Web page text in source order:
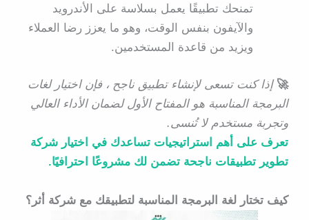
تمنحك تطبيقًا يعمل بسلاسة على الأندرويد
والآيفون بنفس الوقت، وهو ما يعزز رضا العملاء
ويزيد من قاعدة المستخدمين.
🚀 إذا كنت تسعى لإنشاء تطبيق ناجح ، فإناختيار لغات
البرمجة المناسبة هو المفتاح الأول لضمان الأداء العالي
وتجربة مستخدم لا تُنسى.
تعرف على أهم استراتيجيات تساعدك في اختيار شركة
تطوير تطبيقات ناجحة تضمن لك مشروعًا احترافيًا.
كيف تختار لغة البرمجة المناسبة لتطبيقك مع شركة أثر؟